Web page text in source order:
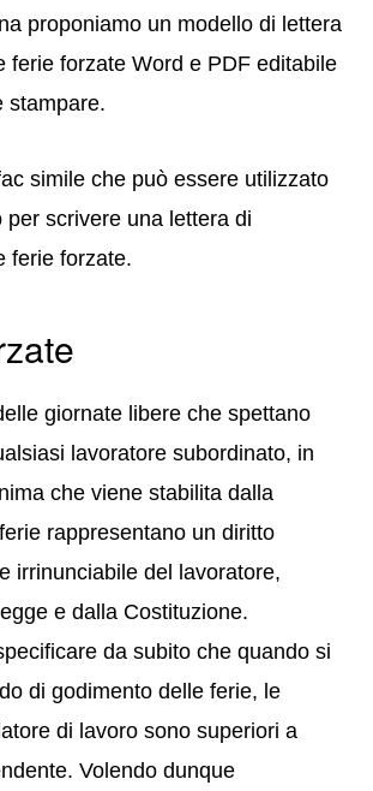
proponiamo un modello di lettera
ferie forzate Word e PDF editabile
stampare.
simile che può essere utilizzato
per scrivere una lettera di
ferie forzate.
giornate libere che spettano
lavoratore subordinato, in
che viene stabilita dalla
rappresentano un diritto
irrinunciabile del lavoratore,
e dalla Costituzione.
da subito che quando si
di godimento delle ferie, le
di lavoro sono superiori a
Volendo dunque